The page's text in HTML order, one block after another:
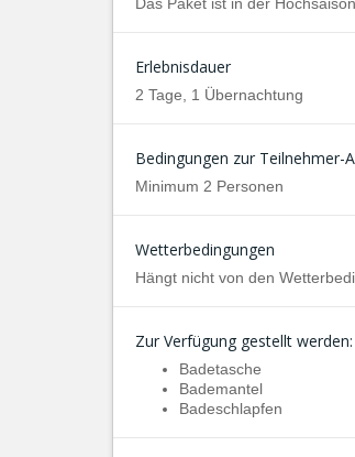
Erlebnisdauer
2 Tage, 1 Übernachtung
Bedingungen zur Teilnehmer-
Minimum 2 Personen
Wetterbedingungen
Hängt nicht von den
Zur Verfügung gestellt werden:
Badetasche
Bademantel
Badeschlapfen